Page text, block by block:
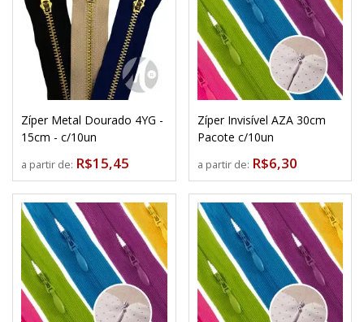
Zíper Metal Dourado 4YG -
15cm - c/10un
a partir de: R$15,45
Zíper Invisível AZA 30cm
Pacote c/10un
a partir de: R$6,30